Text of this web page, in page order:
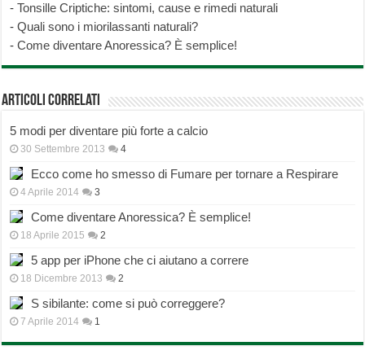
-Tonsille Criptiche: sintomi, cause e rimedi naturali
-Quali sono i miorilassanti naturali?
-Come diventare Anoressica? È semplice!
Articoli correlati
5 modi per diventare più forte a calcio
30 Settembre 2013 4
Ecco come ho smesso di Fumare per tornare a Respirare
4 Aprile 2014 3
Come diventare Anoressica? È semplice!
18 Aprile 2015 2
5 app per iPhone che ci aiutano a correre
18 Dicembre 2013 2
S sibilante: come si può correggere?
7 Aprile 2014 1